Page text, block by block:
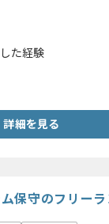
た経験
詳細を見る
保守のフリー